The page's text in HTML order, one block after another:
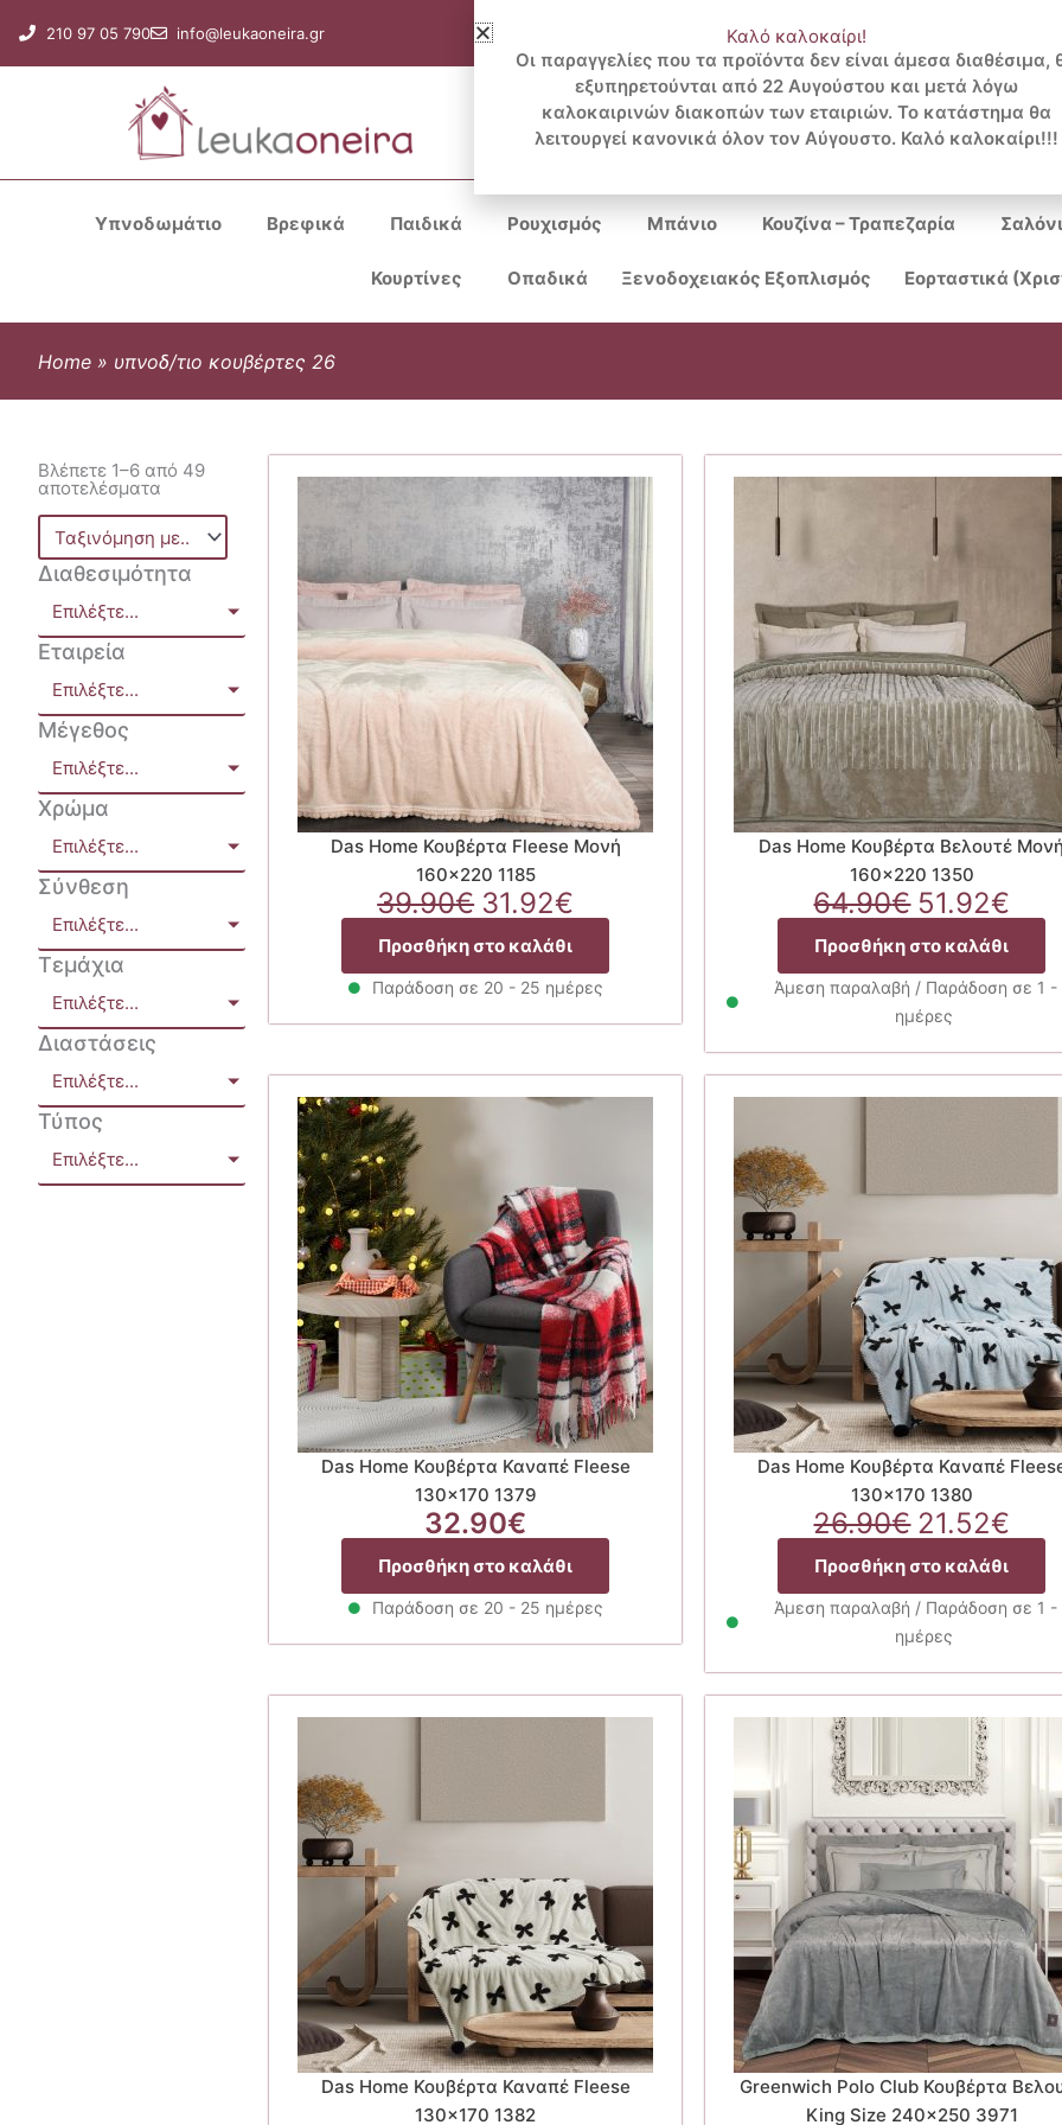
στο
περιεχόμενο
210 97 05 790 info@leukaoneira.gr
Search
...
Υπνοδωμάτιο Βρεφικά Παιδικά Ρουχισμός Μπάνιο Κουζίνα – Τραπεζαρία Σαλόνι
Κουρτίνες Οπαδικά Ξενοδοχειακός Εξοπλισμός Εορταστικά
Home » υπνοδ/τιο κουβέρτες 26
Βλέπετε 1–6 από 49
αποτελέσματα
Διαθεσιμότητα
Επιλέξτε...
Εταιρεία
Επιλέξτε...
Μέγεθος
Επιλέξτε...
Χρώμα
Επιλέξτε...
Σύνθεση
Επιλέξτε...
Τεμάχια
Επιλέξτε...
Διαστάσεις
Επιλέξτε...
Τύπος
Επιλέξτε...
Das Home Κουβέρτα Fleese Μονή
160×220 1185
39.90€ Original
price
was:
39.90€.
31.92€
τρέχουσα
είναι:
31.92€.
Προσθήκη στο καλάθι
Παράδοση σε 20 - 25 ημέρες
Das Home Κουβέρτα Βελουτέ Μονή
160×220 1350
64.90€ Original
price
was:
64.90€.
51.92€
Προσθήκη στο καλάθι
Άμεση παραλαβή / Παράδοση σε 1 -
ημέρες
Das Home Κουβέρτα Καναπέ Fleese
130×170 1379
32.90€
Προσθήκη στο καλάθι
Παράδοση σε 20 - 25 ημέρες
Das Home Κουβέρτα Καναπέ
130×170 1380
26.90€ Original
price
was:
26.90€.
21.52€
Προσθήκη στο καλάθι
Άμεση παραλαβή / Παράδοση σε 1 -
ημέρες
Das Home Κουβέρτα Καναπέ Fleese
130×170 1382
Greenwich Polo Club Κουβέρτα
King Size 240×250 3971
Καλό καλοκαίρι!
Οι παραγγελίες που τα προϊόντα δεν είναι άμεσα διαθέσιμα,
εξυπηρετούνται από 22 Αυγούστου και μετά λόγω
καλοκαιρινών διακοπών των εταιριών. Το κατάστημα θα
λειτουργεί κανονικά όλον τον Αύγουστο. Καλό καλοκαίρι!!!